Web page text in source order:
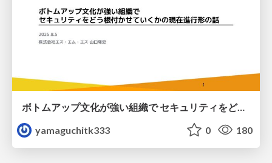
ボトムアップ文化が強い組織で セキュリティをどう根付かせていくかの現在進行形の話 / Making Security Stick in a Bottom-Up Organization
yamaguchitk333
0 180